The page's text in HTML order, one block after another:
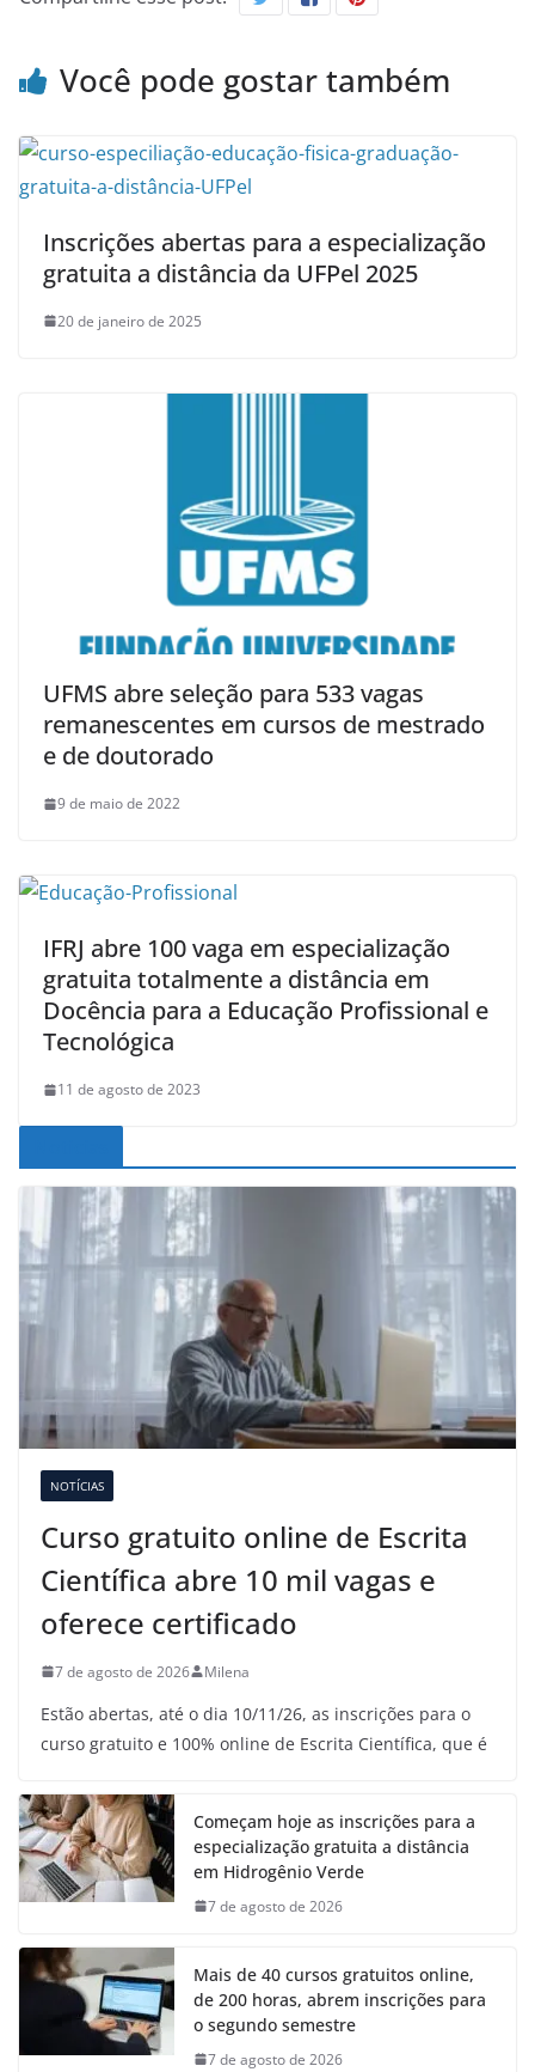
Você pode gostar também
Inscrições abertas para a especialização
gratuita a distância da UFPel 2025
20 de janeiro de 2025
UFMS abre seleção para 533 vagas
remanescentes em cursos de mestrado
e de doutorado
9 de maio de 2022
IFRJ abre 100 vaga em especialização
gratuita totalmente a distância em
Docência para a Educação Profissional e
Tecnológica
11 de agosto de 2023
NOTÍCIAS
Curso gratuito online de Escrita
Científica abre 10 mil vagas e
oferece certificado
7 de agosto de 2026 Milena
Estão abertas, até o dia 10/11/26, as inscrições para o
curso gratuito e 100% online de Escrita Científica, que é
Começam hoje as inscrições para a
especialização gratuita a distância
em Hidrogênio Verde
7 de agosto de 2026
Mais de 40 cursos gratuitos online,
de 200 horas, abrem inscrições para
o segundo semestre
7 de agosto de 2026